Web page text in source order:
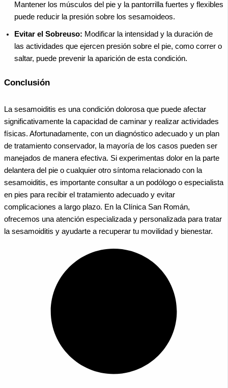
Mantener los músculos del pie y la pantorrilla fuertes y flexibles
puede reducir la presión sobre los sesamoideos.
Evitar el Sobreuso: Modificar la intensidad y la duración de
las actividades que ejercen presión sobre el pie, como correr o
saltar, puede prevenir la aparición de esta condición.
Conclusión
La sesamoiditis es una condición dolorosa que puede afectar
significativamente la capacidad de caminar y realizar actividades
físicas. Afortunadamente, con un diagnóstico adecuado y un plan
de tratamiento conservador, la mayoría de los casos pueden ser
manejados de manera efectiva. Si experimentas dolor en la parte
delantera del pie o cualquier otro síntoma relacionado con la
sesamoiditis, es importante consultar a un podólogo o especialista
en pies para recibir el tratamiento adecuado y evitar
complicaciones a largo plazo. En la Clínica San Román,
ofrecemos una atención especializada y personalizada para tratar
la sesamoiditis y ayudarte a recuperar tu movilidad y bienestar.